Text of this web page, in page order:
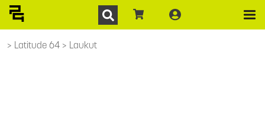
Latitude 64 Laukut